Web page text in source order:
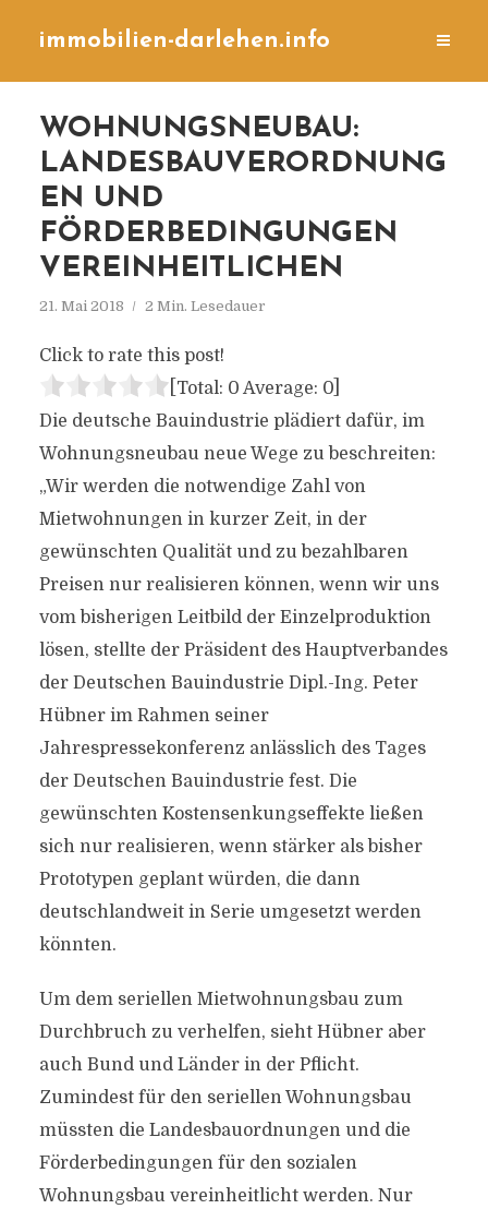
immobilien-darlehen.info
WOHNUNGSNEUBAU:
LANDESBAUVERORDNUNG
EN UND
FÖRDERBEDINGUNGEN
VEREINHEITLICHEN
21. Mai 2018 2 Min. Lesedauer
Click to rate this post!
[Total: 0 Average: 0]
Die deutsche Bauindustrie plädiert dafür, im
Wohnungsneubau neue Wege zu beschreiten:
„Wir werden die notwendige Zahl von
Mietwohnungen in kurzer Zeit, in der
gewünschten Qualität und zu bezahlbaren
Preisen nur realisieren können, wenn wir uns
vom bisherigen Leitbild der Einzelproduktion
lösen, stellte der Präsident des Hauptverbandes
der Deutschen Bauindustrie Dipl.-Ing. Peter
Hübner im Rahmen seiner
Jahrespressekonferenz anlässlich des Tages
der Deutschen Bauindustrie fest. Die
gewünschten Kostensenkungseffekte ließen
sich nur realisieren, wenn stärker als bisher
Prototypen geplant würden, die dann
deutschlandweit in Serie umgesetzt werden
könnten.
Um dem seriellen Mietwohnungsbau zum
Durchbruch zu verhelfen, sieht Hübner aber
auch Bund und Länder in der Pflicht.
Zumindest für den seriellen Wohnungsbau
müssten die Landesbauordnungen und die
Förderbedingungen für den sozialen
Wohnungsbau vereinheitlicht werden. Nur